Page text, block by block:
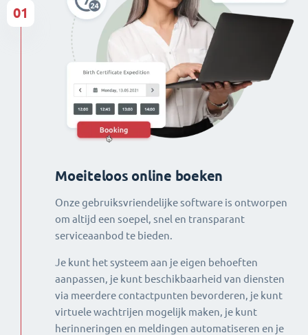
Moeiteloos online boeken
Onze gebruiksvriendelijke software is ontworpen
om altijd een soepel, snel en transparant
serviceaanbod te bieden.
Je kunt het systeem aan je eigen behoeften
aanpassen, je kunt beschikbaarheid van diensten
via meerdere contactpunten bevorderen, je kunt
virtuele wachtrijen mogelijk maken, je kunt
herinneringen en meldingen automatiseren en je
01